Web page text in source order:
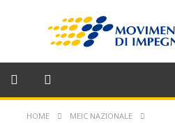
HOME MEIC NAZIONALE